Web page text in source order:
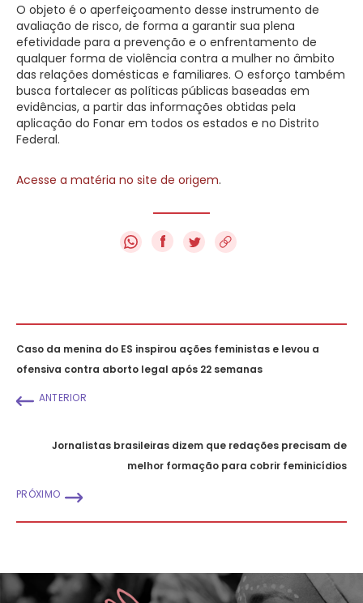
O objeto é o aperfeiçoamento desse instrumento de
avaliação de risco, de forma a garantir sua plena
efetividade para a prevenção e o enfrentamento de
qualquer forma de violência contra a mulher no âmbito
das relações domésticas e familiares. O esforço também
busca fortalecer as políticas públicas baseadas em
evidências, a partir das informações obtidas pela
aplicação do Fonar em todos os estados e no Distrito
Federal.
Acesse a matéria no site de origem.
f
Caso da menina do ES inspirou ações feministas e levou a
ofensiva contra aborto legal após 22 semanas
ANTERIOR
Jornalistas brasileiras dizem que redações precisam de
melhor formação para cobrir feminicídios
PRÓXIMO